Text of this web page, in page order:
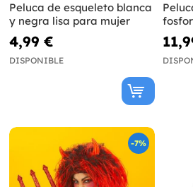
Peluca de esqueleto blanca
y negra lisa para mujer
4,99 €
DISPONIBLE
-7%